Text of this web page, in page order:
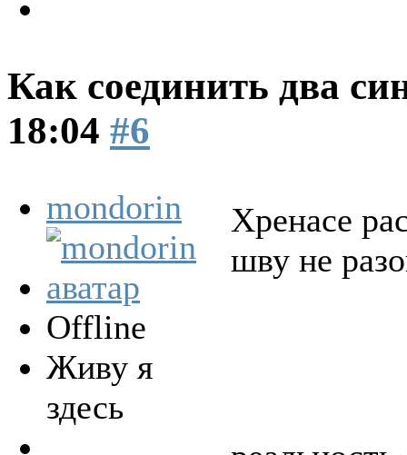
Как соединить два
18:04 #6
mondorin
Offline
Живу я
здесь
Хренасе
шву не